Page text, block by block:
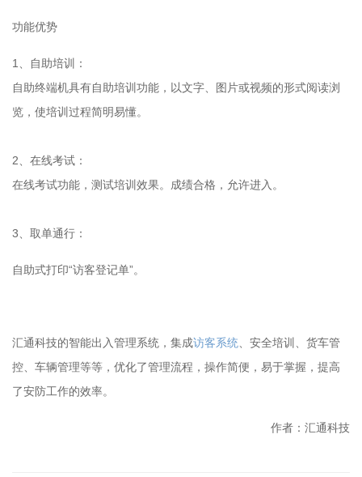
功能优势
1、自助培训：
自助终端机具有自助培训功能，以文字、图片或视频的形式阅读浏
览，使培训过程简明易懂。
2、在线考试：
在线考试功能，测试培训效果。成绩合格，允许进入。
3、取单通行：
自助式打印“访客登记单”。
汇通科技的智能出入管理系统，集成访客系统 、安全培训、货车管
控、车辆管理等等，优化了管理流程，操作简便，易于掌握，提高
了安防工作的效率。
作者：汇通科技